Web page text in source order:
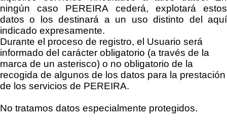
ningún caso PEREIRA cederá, explotará estos
datos o los destinará a un uso distinto del aquí
indicado expresamente.
Durante el proceso de registro, el Usuario será
informado del carácter obligatorio (a través de la
marca de un asterisco) o no obligatorio de la
recogida de algunos de los datos para la prestación
de los servicios de PEREIRA.
No tratamos datos especialmente protegidos.